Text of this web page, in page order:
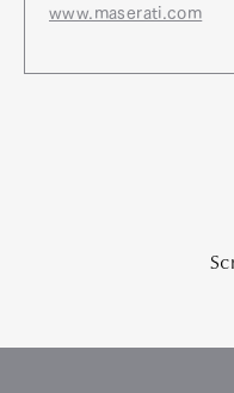
www.maserati.com